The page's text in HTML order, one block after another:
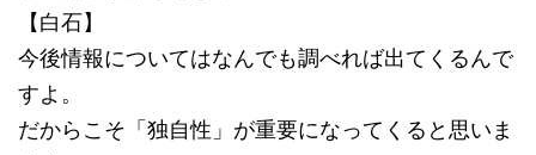
【白石】
今後情報についてはなんでも調べれば出てくるんで
すよ。
だからこそ「独自性」が重要になってくると思いま